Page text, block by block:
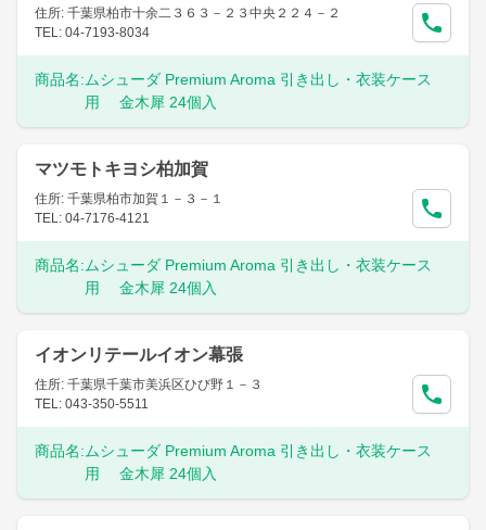
住所: 千葉県柏市十余二３６３－２３中央２２４－２
TEL: 04-7193-8034
商品名: ムシューダ Premium Aroma 引き出し・衣装ケース
用 金木犀 24個入
マツモトキヨシ柏加賀
住所: 千葉県柏市加賀１－３－１
TEL: 04-7176-4121
商品名: ムシューダ Premium Aroma 引き出し・衣装ケース
用 金木犀 24個入
イオンリテールイオン幕張
住所: 千葉県千葉市美浜区ひび野１－３
TEL: 043-350-5511
商品名: ムシューダ Premium Aroma 引き出し・衣装ケース
用 金木犀 24個入